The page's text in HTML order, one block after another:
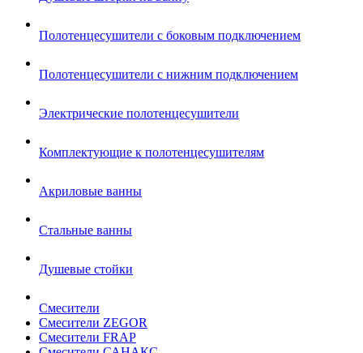
Полотенцесушители с боковым подключением
Полотенцесушители с нижним подключением
Электрические полотенцесушители
Комплектующие к полотенцесушителям
Акриловые ванны
Стальные ванны
Душевые стойки
Смесители
Смесители ZEGOR
Смесители FRAP